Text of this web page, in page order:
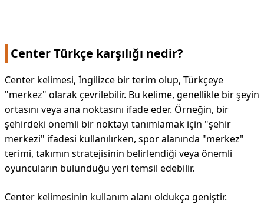
Center Türkçe karşılığı nedir?
Center kelimesi, İngilizce bir terim olup, Türkçeye
"merkez" olarak çevrilebilir. Bu kelime, genellikle bir şeyin
ortasını veya ana noktasını ifade eder. Örneğin, bir
şehirdeki önemli bir noktayı tanımlamak için "şehir
merkezi" ifadesi kullanılırken, spor alanında "merkez"
terimi, takımın stratejisinin belirlendiği veya önemli
oyuncuların bulunduğu yeri temsil edebilir.
Center kelimesinin kullanım alanı oldukça geniştir.